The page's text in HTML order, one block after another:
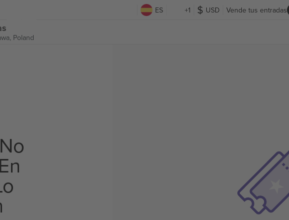
ES +1 USD Vende tus entradas
Poland